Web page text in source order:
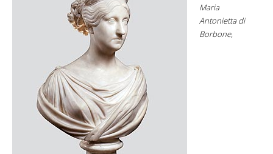
Maria
Antonietta di
Borbone,